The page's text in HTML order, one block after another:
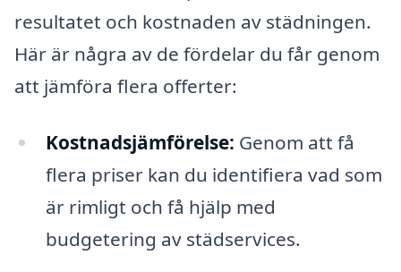
resultatet och kostnaden av städningen.
Här är några av de fördelar du får genom
att jämföra flera offerter:
Kostnadsjämförelse: Genom att få
flera priser kan du identifiera vad som
är rimligt och få hjälp med
budgetering av städservices.